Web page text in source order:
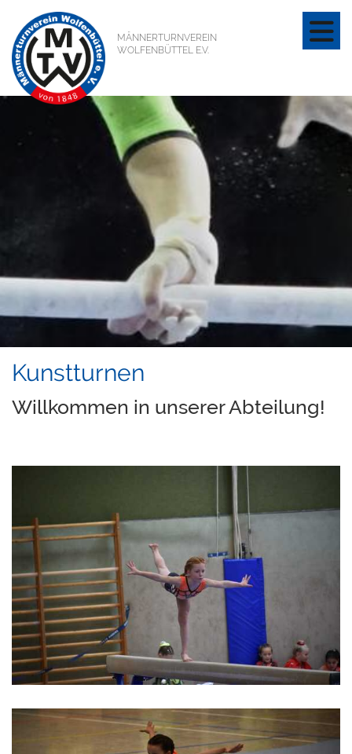
MÄNNERTURNVEREIN
WOLFENBÜTTEL E.V.
Kunstturnen
Willkommen in unserer Abteilung!